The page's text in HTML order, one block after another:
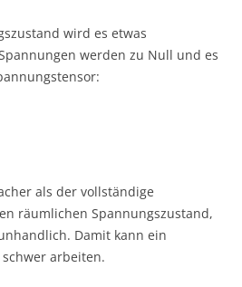
wird es etwas
werden zu Null und es
als der vollständige
räumlichen Spannungszustand,
Damit kann ein
arbeiten.